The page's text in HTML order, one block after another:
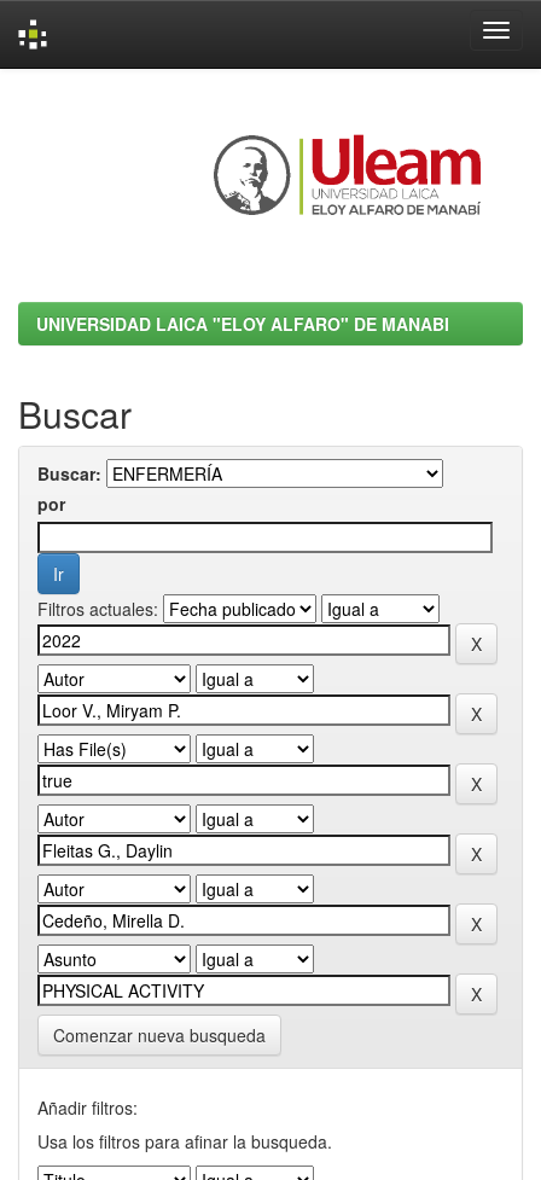
UNIVERSIDAD LAICA "ELOY ALFARO" DE MANABI
Buscar
Buscar:
por
Filtros actuales:
Comenzar nueva busqueda
Añadir filtros:
Usa los filtros para afinar la busqueda.